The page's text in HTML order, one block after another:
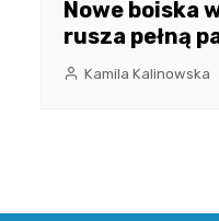
Nowe boiska
rusza pełną
Kamila Kalinowska